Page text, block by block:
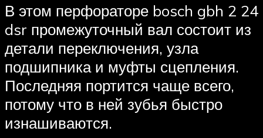
В этом перфораторе bosch gbh 2 24
dsr промежуточный вал состоит из
детали переключения, узла
подшипника и муфты сцепления.
Последняя портится чаще всего,
потому что в ней зубья быстро
изнашиваются.